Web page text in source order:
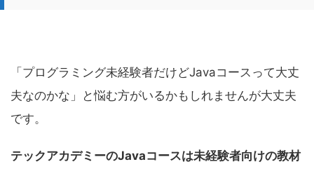
「プログラミング未経験者だけどJavaコースって大丈
夫なのかな」と悩む方がいるかもしれませんが大丈夫
です。
テックアカデミーのJavaコースは未経験者向けの教材